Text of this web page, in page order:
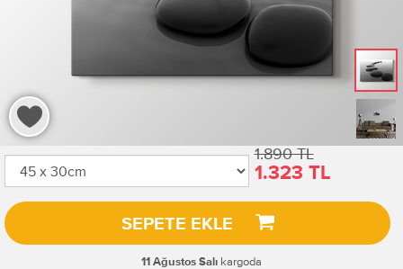
1.890 TL
1.323 TL
SEPETE EKLE
11 Ağustos Salı kargoda